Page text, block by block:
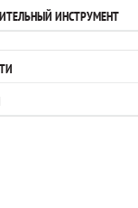
ИНСТРУМЕНТ